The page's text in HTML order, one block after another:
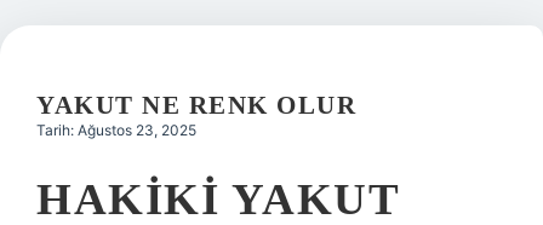
Yasal Uyarı
YAKUT NE RENK OLUR
Tarih: Ağustos 23, 2025
HAKIKI YAKUT